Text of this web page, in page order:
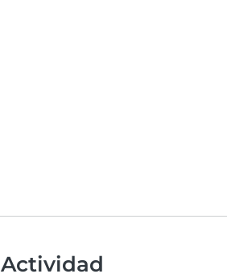
Actividad